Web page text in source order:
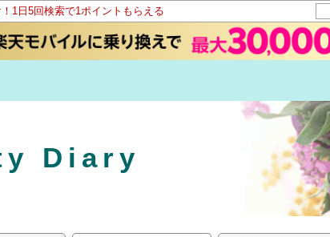
1日5回検索で1ポイントもらえる
Diary